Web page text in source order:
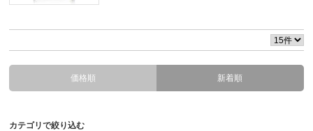
価格順 新着順
カテゴリで絞り込む